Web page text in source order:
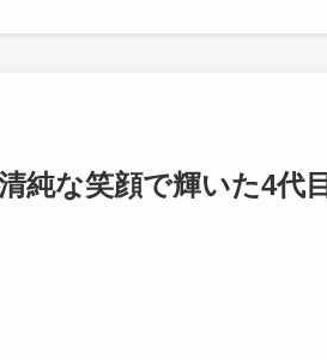
純な笑顔で輝いた4代